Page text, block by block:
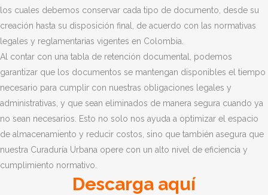
los cuales debemos conservar cada tipo de documento, desde su
creación hasta su disposición final, de acuerdo con las normativas
legales y reglamentarias vigentes en Colombia.
Al contar con una tabla de retención documental, podemos
garantizar que los documentos se mantengan disponibles el tiempo
necesario para cumplir con nuestras obligaciones legales y
administrativas, y que sean eliminados de manera segura cuando ya
no sean necesarios. Esto no solo nos ayuda a optimizar el espacio
de almacenamiento y reducir costos, sino que también asegura que
nuestra Curaduría Urbana opere con un alto nivel de eficiencia y
cumplimiento normativo.
Descarga aquí